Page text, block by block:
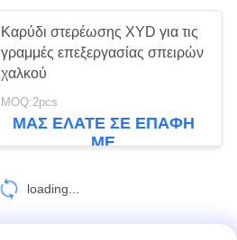
Καρύδι στερέωσης XYD για τις
γραμμές επεξεργασίας σπειρών
χαλκού
MOQ:2pcs
ΜΑΣ ΕΛΆΤΕ ΣΕ ΕΠΑΦΉ
ΜΕ
loading...